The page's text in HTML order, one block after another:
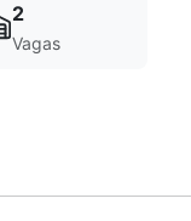
2
Vagas